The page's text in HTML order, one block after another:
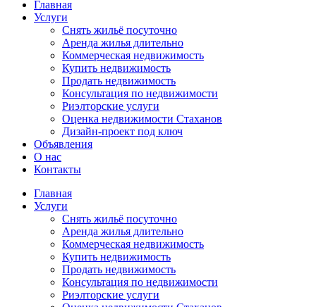
Главная
Услуги
Снять жильё посуточно
Аренда жилья длительно
Коммерческая недвижимость
Купить недвижимость
Продать недвижимость
Консультация по недвижимости
Риэлторские услуги
Оценка недвижимости Стаханов
Дизайн-проект под ключ
Объявления
О нас
Контакты
Главная
Услуги
Снять жильё посуточно
Аренда жилья длительно
Коммерческая недвижимость
Купить недвижимость
Продать недвижимость
Консультация по недвижимости
Риэлторские услуги